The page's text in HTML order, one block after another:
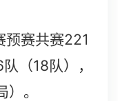
预赛共赛221
队（18队），
）。